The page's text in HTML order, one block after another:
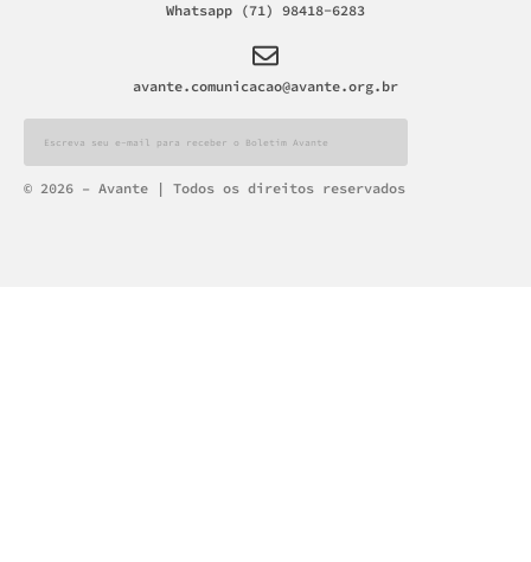
Whatsapp (71) 98418-6283
avante.comunicacao@avante.org.br
Alternative:
© 2026 – Avante | Todos os direitos reservados